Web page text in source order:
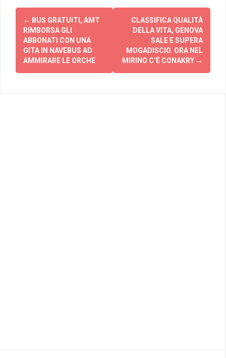
Navigazione
articolo
← BUS GRATUITI, AMT
RIMBORSA GLI
ABBONATI CON UNA
GITA IN NAVEBUS AD
AMMIRARE LE ORCHE
CLASSIFICA QUALITÀ
DELLA VITA, GENOVA
SALE E SUPERA
MOGADISCIO. ORA NEL
MIRINO C’È CONAKRY →